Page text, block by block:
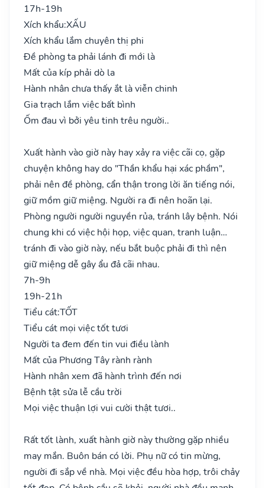
17h-19h
Xích khẩu:XẤU
Xích khẩu lắm chuyên thị phi
Đề phòng ta phải lánh đi mới là
Mất của kíp phải dò la
Hành nhân chưa thấy ắt là viễn chinh
Gia trạch lắm việc bất bình
Ốm đau vì bởi yêu tinh trêu người..
Xuất hành vào giờ này hay xảy ra việc cãi cọ, gặp
chuyện không hay do "Thần khẩu hại xác phầm",
phải nên đề phòng, cẩn thận trong lời ăn tiếng nói,
giữ mồm giữ miệng. Người ra đi nên hoãn lại.
Phòng người người nguyền rủa, tránh lây bệnh. Nói
chung khi có việc hội họp, việc quan, tranh luận…
tránh đi vào giờ này, nếu bắt buộc phải đi thì nên
giữ miệng dễ gây ẩu đả cãi nhau.
7h-9h
19h-21h
Tiểu cát:TỐT
Tiểu cát mọi việc tốt tươi
Người ta đem đến tin vui điều lành
Mất của Phương Tây rành rành
Hành nhân xem đã hành trình đến nơi
Bệnh tật sửa lễ cầu trời
Mọi việc thuận lợi vui cười thật tươi..
Rất tốt lành, xuất hành giờ này thường gặp nhiều
may mắn. Buôn bán có lời. Phụ nữ có tin mừng,
người đi sắp về nhà. Mọi việc đều hòa hợp, trôi chảy